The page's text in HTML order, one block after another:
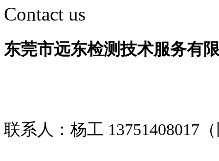
Contact us
东莞市远东检测技术服务有
联系人：杨工 13751408017